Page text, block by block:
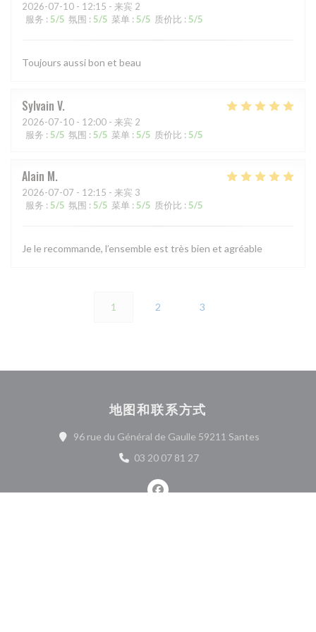
2026-07-10 - 12:15 - 来宾 2
服务 : 5/5 氛围 : 5/5 菜单 : 5/5 质价比 : 5/5
Toujours aussi bon et beau
Sylvain V
2026-07-10 - 12:00 - 来宾 2
服务 : 5/5 氛围 : 5/5 菜单 : 5/5 质价比 : 5/5
Alain M
2026-07-07 - 12:15 - 来宾 3
服务 : 5/5 氛围 : 5/5 菜单 : 5/5 质价比 : 5/5
Je le recommande, l’ensemble est très bien et agréable
1 2 3
地图和联系方式
96 rue du Général de Gaulle 59211 Santes((在新窗口中
03 20 07 81 27
Facebook ((在新窗口中打开))